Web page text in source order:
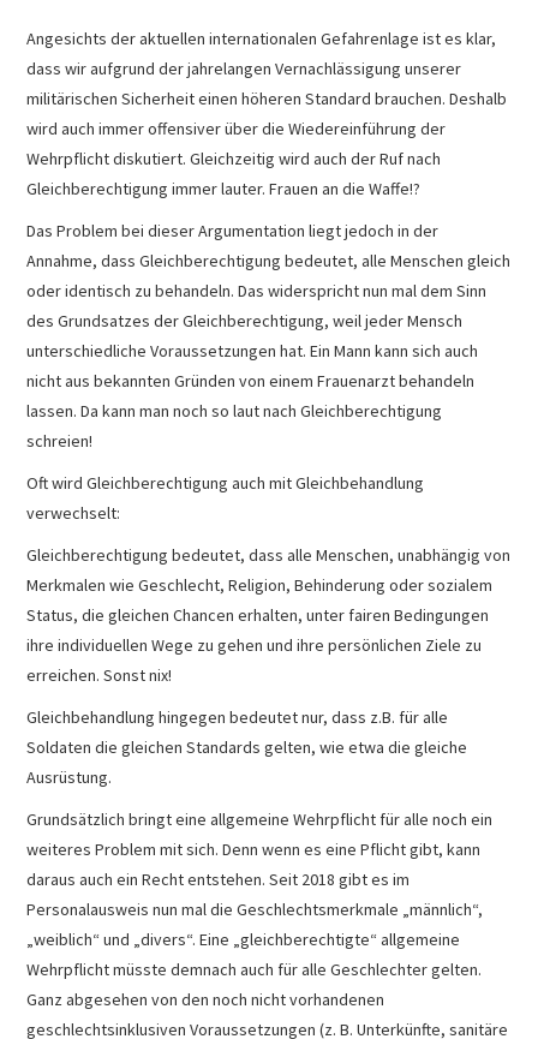
Angesichts der aktuellen internationalen Gefahrenlage ist es klar,
dass wir aufgrund der jahrelangen Vernachlässigung unserer
militärischen Sicherheit einen höheren Standard brauchen. Deshalb
wird auch immer offensiver über die Wiedereinführung der
Wehrpflicht diskutiert. Gleichzeitig wird auch der Ruf nach
Gleichberechtigung immer lauter. Frauen an die Waffe!?
Das Problem bei dieser Argumentation liegt jedoch in der
Annahme, dass Gleichberechtigung bedeutet, alle Menschen gleich
oder identisch zu behandeln. Das widerspricht nun mal dem Sinn
des Grundsatzes der Gleichberechtigung, weil jeder Mensch
unterschiedliche Voraussetzungen hat. Ein Mann kann sich auch
nicht aus bekannten Gründen von einem Frauenarzt behandeln
lassen. Da kann man noch so laut nach Gleichberechtigung
schreien!
Oft wird Gleichberechtigung auch mit Gleichbehandlung
verwechselt:
Gleichberechtigung bedeutet, dass alle Menschen, unabhängig von
Merkmalen wie Geschlecht, Religion, Behinderung oder sozialem
Status, die gleichen Chancen erhalten, unter fairen Bedingungen
ihre individuellen Wege zu gehen und ihre persönlichen Ziele zu
erreichen. Sonst nix!
Gleichbehandlung hingegen bedeutet nur, dass z.B. für alle
Soldaten die gleichen Standards gelten, wie etwa die gleiche
Ausrüstung.
Grundsätzlich bringt eine allgemeine Wehrpflicht für alle noch ein
weiteres Problem mit sich. Denn wenn es eine Pflicht gibt, kann
daraus auch ein Recht entstehen. Seit 2018 gibt es im
Personalausweis nun mal die Geschlechtsmerkmale „männlich“,
„weiblich“ und „divers“. Eine „gleichberechtigte“ allgemeine
Wehrpflicht müsste demnach auch für alle Geschlechter gelten.
Ganz abgesehen von den noch nicht vorhandenen
geschlechtsinklusiven Voraussetzungen (z. B. Unterkünfte, sanitäre